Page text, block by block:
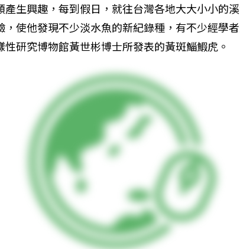
產生興趣，每到假日，就往台灣各地大大小小的
使他發現不少淡水魚的新紀錄種，有不少經學
研究博物館黃世彬博士所發表的黃斑鯔鰕虎。